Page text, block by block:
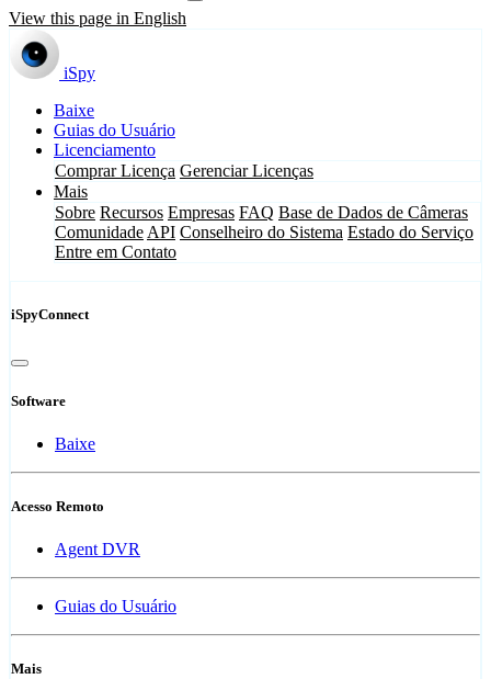
View this page in English
iSpy
Baixe
Guias do Usuário
Licenciamento
Comprar Licença Gerenciar Licenças
Mais
Sobre Recursos Empresas FAQ Base de Dados de Câmeras
Comunidade API Conselheiro do Sistema Estado do Serviço
Entre em Contato
iSpyConnect
Software
Baixe
Acesso Remoto
Agent DVR
Guias do Usuário
Mais